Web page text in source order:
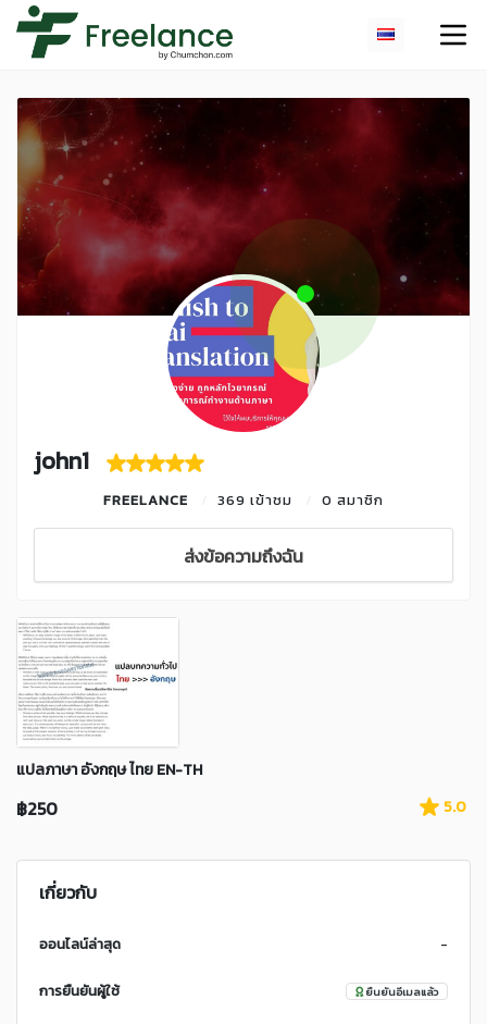
john1
FREELANCE 369 เข้าชม 0 สมาชิก
ส่งข้อความถึงฉัน
แปลภาษา อังกฤษ ไทย EN-TH
฿250 5.0
เกี่ยวกับ
ออนไลน์ล่าสุด -
การยืนยันผู้ใช้ ยืนยันอีเมลแล้ว